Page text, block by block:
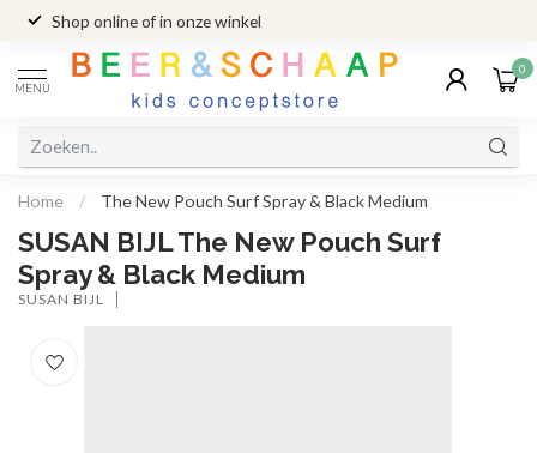
Shop online of in onze winkel
MENU
0
Home / The New Pouch Surf Spray & Black Medium
SUSAN BIJL The New Pouch Surf
Spray & Black Medium
SUSAN BIJL